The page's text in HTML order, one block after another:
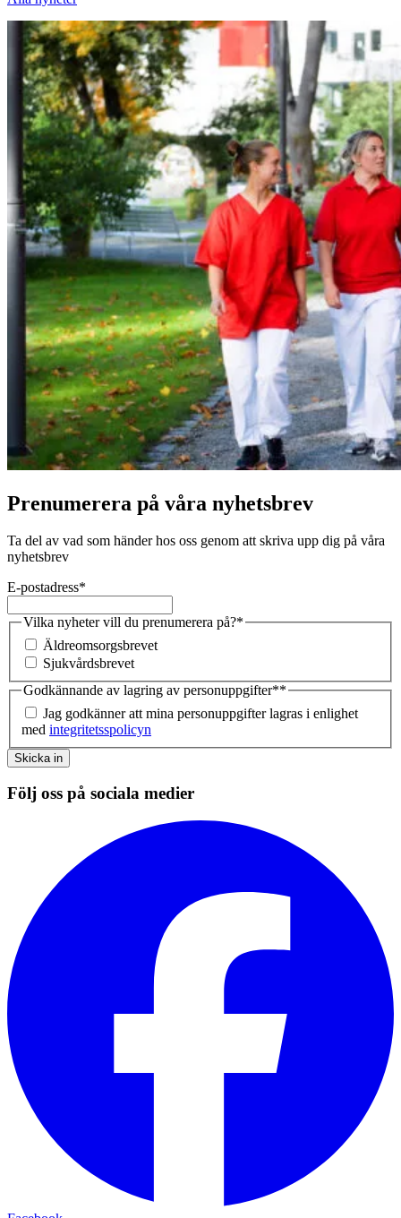
Prenumerera på våra nyhetsbrev
Ta del av vad som händer hos oss genom att skriva upp dig på våra
nyhetsbrev
E-postadress*
Vilka nyheter vill du prenumerera på?*
Äldreomsorgsbrevet
Sjukvårdsbrevet
Godkännande av lagring av personuppgifter**
Jag godkänner att mina personuppgifter lagras i enlighet
med integritetsspolicyn
Skicka in
Följ oss på sociala medier